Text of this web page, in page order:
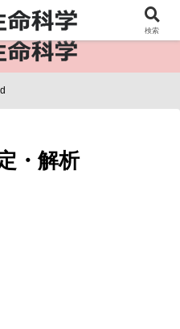
の情報インフラ。
・解析
検索